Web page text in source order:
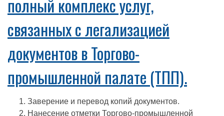
полный комплекс услуг,
связанных с легализацией
документов в Торгово-
промышленной палате (ТПП).
Заверение и перевод копий документов.
Нанесение отметки Торгово-промышленной